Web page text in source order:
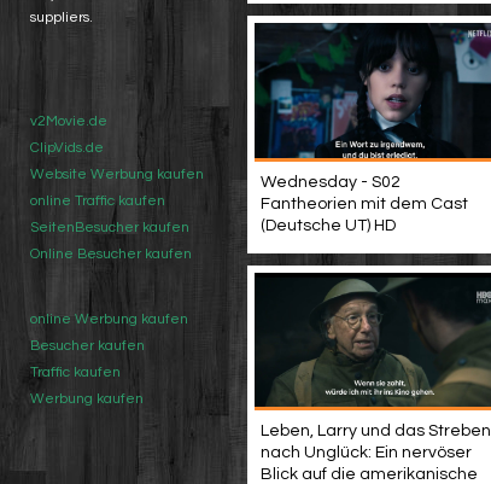
suppliers.
v2Movie.de
ClipVids.de
Website Werbung kaufen
online Traffic kaufen
SeitenBesucher kaufen
Online Besucher kaufen
online Werbung kaufen
Besucher kaufen
Traffic kaufen
Werbung kaufen
Wednesday - S02
Fantheorien mit dem Cast
(Deutsche UT) HD
Leben, Larry und das Streben
nach Unglück: Ein nervöser
Blick auf die amerikanische